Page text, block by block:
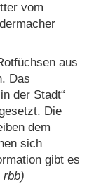
vom
aus
Das
der Stadt“
Die
dem
sich
gibt es
rbb)